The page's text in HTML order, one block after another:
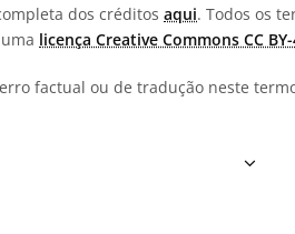
dos créditos aqui. Todos os
licença Creative Commons CC
factual ou de tradução neste